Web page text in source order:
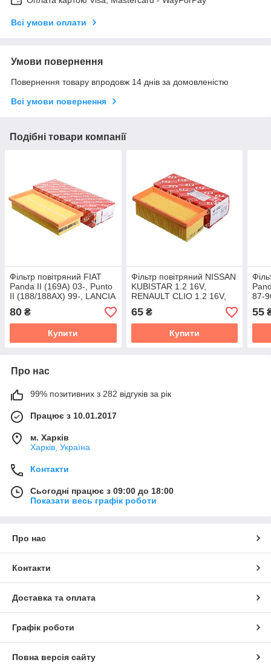
Всі умови оплати
Умови повернення
Повернення товару впродовж 14 днів за домовленістю
Всі умови повернення
Подібні товари компанії
Фільтр повітряний FIAT
Panda II (169A) 03-, Punto
II (188/188AX) 99-, LANCIA
(LA) Ypsilon 03-, ZASTAVA
10 06-
80 ₴
Купити
Фільтр повітряний NISSAN
KUBISTAR 1.2 16V,
RENAULT CLIO 1.2 16V,
KANGOO 1.2 16V,
TWINGO I 1.2 I
65₴
Купити
87-
(PL)
85-
55
Про нас
99% позитивних з 282 відгуків за рік
Працює з 10.01.2017
м. Харків
Харків, Україна
Контакти
Сьогодні працює з 09:00 до 18:00
Показати весь графік роботи
Про нас
Контакти
Доставка та оплата
Графік роботи
Повна версія сайту